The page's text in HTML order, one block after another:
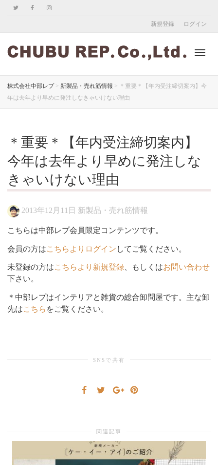
新規登録 ログイン
株式会社中部レプ> 新製品・売れ筋情報 > ＊重要＊【年内受注締切案内】今
年は去年より早めに発注しなきゃいけない理由
＊重要＊【年内受注締切案内】
今年は去年より早めに発注しな
きゃいけない理由
2013年12月11日 新製品・売れ筋情報
こちらは中部レプ会員限定コンテンツです。
会員の方はこちらよりログイン してご覧ください。
未登録の方はこちらより新規登録、もしくはお問い合わせ
下さい。
＊中部レプはインテリアと雑貨の総合卸問屋です。主な卸
先はこちら をご覧ください。
SNSで共有
関連記事